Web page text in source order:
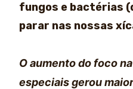
fungos e bactérias
parar nas nossas
O aumento do foco
especiais gerou